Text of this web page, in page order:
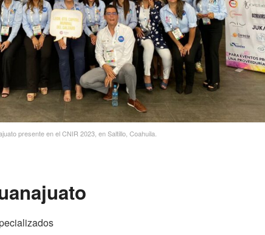
presente en el CNIR 2023, en Saltillo, Coahuila.